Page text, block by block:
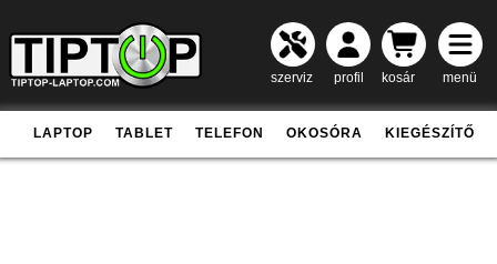
szerviz profil kosár menü
LAPTOP TABLET TELEFON OKOSÓRA KIEGÉSZÍTŐ